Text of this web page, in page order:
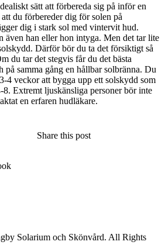
sätt att förbereda sig på inför en
du förbereder dig för solen på
dig i stark sol med vintervit hud.
även han eller hon intyga. Men det tar lite
Därför bör du ta det försiktigt så
du tar det stegvis får du det bästa
på samma gång en hållbar solbränna. Du
4 veckor att bygga upp ett solskydd som
Extremt ljuskänsliga personer bör inte
en erfaren hudläkare.
Share this post
Solarium och Skönvård. All Rights